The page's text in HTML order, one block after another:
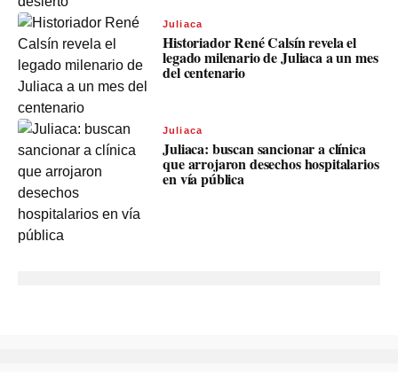
Juliaca
Historiador René Calsín revela el
legado milenario de Juliaca a un mes
del centenario
Juliaca
Juliaca: buscan sancionar a clínica
que arrojaron desechos hospitalarios
en vía pública